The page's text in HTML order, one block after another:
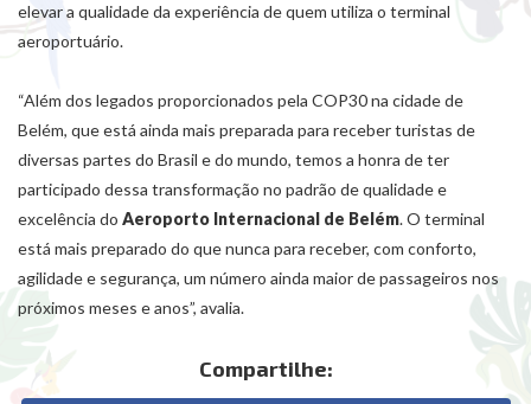
elevar a qualidade da experiência de quem utiliza o terminal
aeroportuário.
“Além dos legados proporcionados pela COP30 na cidade de
Belém, que está ainda mais preparada para receber turistas de
diversas partes do Brasil e do mundo, temos a honra de ter
participado dessa transformação no padrão de qualidade e
excelência do Aeroporto Internacional de Belém. O terminal
está mais preparado do que nunca para receber, com conforto,
agilidade e segurança, um número ainda maior de passageiros nos
próximos meses e anos”, avalia.
Compartilhe: